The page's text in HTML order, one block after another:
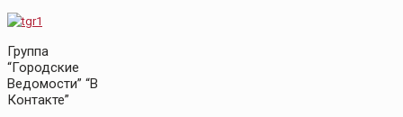
Группа
“Городские
Ведомости” “В
Контакте”